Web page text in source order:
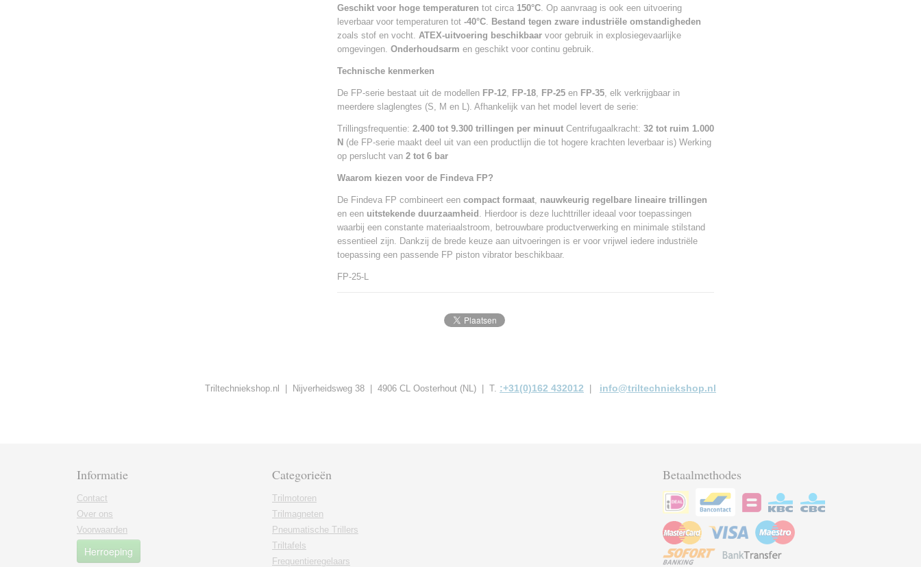
Geschikt voor hoge temperaturen tot circa 150°C. Op aanvraag is ook een uitvoering
leverbaar voor temperaturen tot -40°C. Bestand tegen zware industriële omstandigheden
zoals stof en vocht. ATEX-uitvoering beschikbaar voor gebruik in explosiegevaarlijke
omgevingen. Onderhoudsarm en geschikt voor continu gebruik.
Technische kenmerken
De FP-serie bestaat uit de modellen FP-12, FP-18, FP-25 en FP-35, elk verkrijgbaar in
meerdere slaglengtes (S, M en L). Afhankelijk van het model levert de serie:
Trillingsfrequentie: 2.400 tot 9.300 trillingen per minuut Centrifugaalkracht: 32 tot ruim 1.000
N (de FP-serie maakt deel uit van een productlijn die tot hogere krachten leverbaar is) Werking
op perslucht van 2 tot 6 bar
Waarom kiezen voor de Findeva FP?
De Findeva FP combineert een compact formaat, nauwkeurig regelbare lineaire trillingen
en een uitstekende duurzaamheid . Hierdoor is deze luchttriller ideaal voor toepassingen
waarbij een constante materiaalstroom, betrouwbare productverwerking en minimale stilstand
essentieel zijn. Dankzij de brede keuze aan uitvoeringen is er voor vrijwel iedere industriële
toepassing een passende FP piston vibrator beschikbaar.
FP-25-L
Triltechniekshop.nl | Nijverheidsweg 38 | 4906 CL Oosterhout (NL) | T. :+31(0)162 432012 info@triltechniekshop.nl
Informatie
Contact
Over ons
Voorwaarden
Herroeping
Categorieën
Trilmotoren
Trilmagneten
Pneumatische Trillers
Triltafels
Frequentieregelaars
Betaalmethodes